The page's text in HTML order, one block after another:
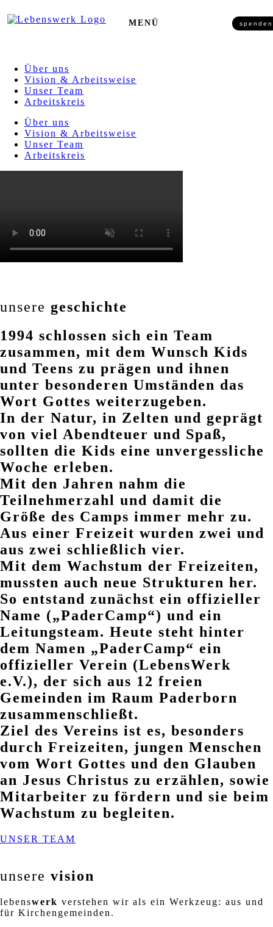
MENÜ spenden
Über uns
Vision & Arbeitsweise
Unser Team
Arbeitskreis
Über uns
Vision & Arbeitsweise
Unser Team
Arbeitskreis
unsere geschichte
1994 schlossen sich ein Team
zusammen, mit dem Wunsch Kids
und Teens zu prägen und ihnen
unter besonderen Umständen das
Wort Gottes weiterzugeben.
In der Natur, in Zelten und geprägt
von viel Abendteuer und Spaß,
sollten die Kids eine unvergessliche
Woche erleben.
Mit den Jahren nahm die
Teilnehmerzahl und damit die
Größe des Camps immer mehr zu.
Aus einer Freizeit wurden zwei und
aus zwei schließlich vier.
Mit dem Wachstum der Freizeiten,
mussten auch neue Strukturen her.
So entstand zunächst ein offizieller
Name („PaderCamp“) und ein
Leitungsteam. Heute steht hinter
dem Namen „PaderCamp“ ein
offizieller Verein (LebensWerk
e.V.), der sich aus 12 freien
Gemeinden im Raum Paderborn
zusammenschließt.
Ziel des Vereins ist es, besonders
durch Freizeiten, jungen Menschen
vom Wort Gottes und den Glauben
an Jesus Christus zu erzählen, sowie
Mitarbeiter zu fördern und sie beim
Wachstum zu begleiten.
UNSER TEAM
unsere vision
lebenswerk verstehen wir als ein Werkzeug: aus und
für Kirchengemeinden.